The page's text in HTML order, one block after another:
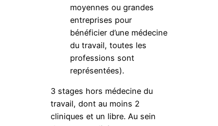
moyennes ou grandes
entreprises pour
bénéficier d’une médecine
du travail, toutes les
professions sont
représentées).
3 stages hors médecine du
travail, dont au moins 2
cliniques et un libre. Au sein